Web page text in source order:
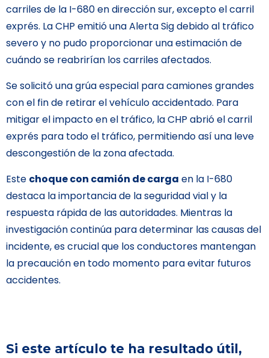
carriles de la I-680 en dirección sur, excepto el carril
exprés. La CHP emitió una Alerta Sig debido al tráfico
severo y no pudo proporcionar una estimación de
cuándo se reabrirían los carriles afectados.
Se solicitó una grúa especial para camiones grandes
con el fin de retirar el vehículo accidentado. Para
mitigar el impacto en el tráfico, la CHP abrió el carril
exprés para todo el tráfico, permitiendo así una leve
descongestión de la zona afectada.
Este choque con camión de carga en la I-680
destaca la importancia de la seguridad vial y la
respuesta rápida de las autoridades. Mientras la
investigación continúa para determinar las causas del
incidente, es crucial que los conductores mantengan
la precaución en todo momento para evitar futuros
accidentes.
Si este artículo te ha resultado útil,